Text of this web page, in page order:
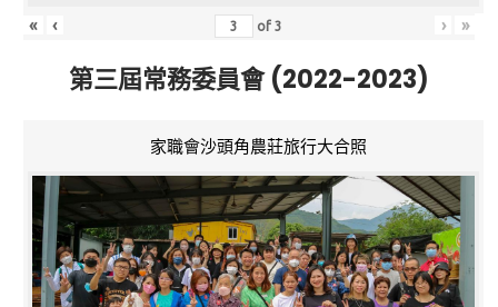
« ‹ of3 › »
第三屆常務委員會 (2022-2023)
家職會沙頭角農莊旅行大合照